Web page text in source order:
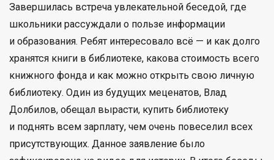
Завершилась встреча увлекательной беседой, где
школьники рассуждали о пользе информации
и образования. Ребят интересовало всё — и как долго
хранятся книги в библиотеке, какова стоимость всего
книжного фонда и как можно открыть свою личную
библиотеку. Один из будущих меценатов, Влад
Долбилов, обещал вырасти, купить библиотеку
и поднять всем зарплату, чем очень повеселил всех
присутствующих. Данное заявление было